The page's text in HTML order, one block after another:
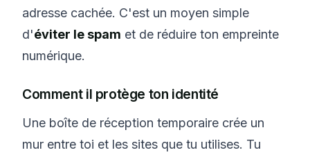
adresse cachée. C'est un moyen simple
d'éviter le spam et de réduire ton empreinte
numérique.
Comment il protège ton identité
Une boîte de réception temporaire crée un
mur entre toi et les sites que tu utilises. Tu